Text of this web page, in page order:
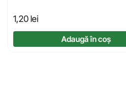
1,20 lei
Adaugă în coș